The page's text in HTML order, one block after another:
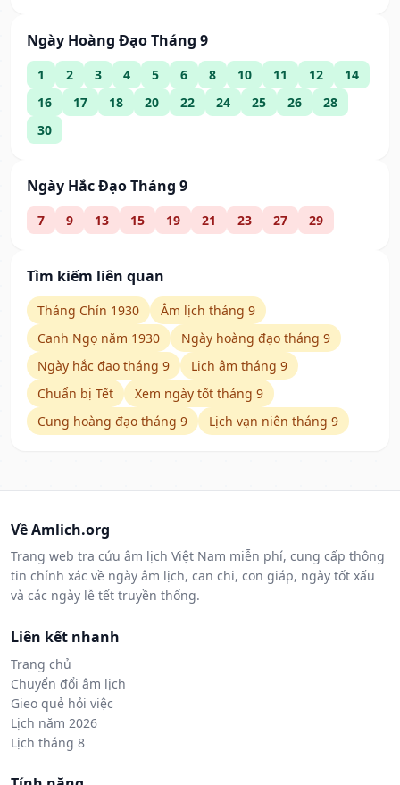
Ngày Hoàng Đạo Tháng 9
1 2 3 4 5 6 8 10 11 12
14
16
17 18 20 22 24 25 26
28
30
Ngày Hắc Đạo Tháng 9
7 9 13 15 19 21 23 27 29
Tìm kiếm liên quan
Tháng Chín 1930
Âm lịch tháng 9
Canh Ngọ năm 1930
Ngày hoàng đạo tháng 9
Ngày hắc đạo tháng 9
Lịch âm tháng 9
Chuẩn bị Tết
Xem ngày tốt tháng 9
Cung hoàng đạo tháng 9
Lịch vạn niên tháng 9
Về Amlich.org
Trang web tra cứu âm lịch Việt Nam miễn phí, cung cấp thông
tin chính xác về ngày âm lịch, can chi, con giáp, ngày tốt xấu
và các ngày lễ tết truyền thống.
Liên kết nhanh
Trang chủ
Chuyển đổi âm lịch
Gieo quẻ hỏi việc
Lịch năm 2026
Lịch tháng 8